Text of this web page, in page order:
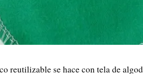
reutilizable se hace con tela de